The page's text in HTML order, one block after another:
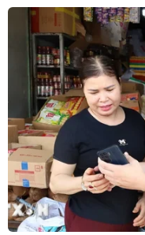
Giá vàng đảo
gần như đứng
26/01/2023 03:45